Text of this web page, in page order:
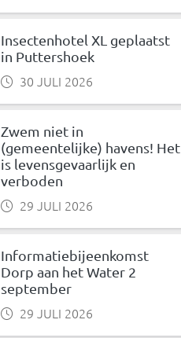
Insectenhotel XL geplaatst
in Puttershoek
30 JULI 2026
Zwem niet in
(gemeentelijke) havens! Het
is levensgevaarlijk en
verboden
29 JULI 2026
Informatiebijeenkomst
Dorp aan het Water 2
september
29 JULI 2026